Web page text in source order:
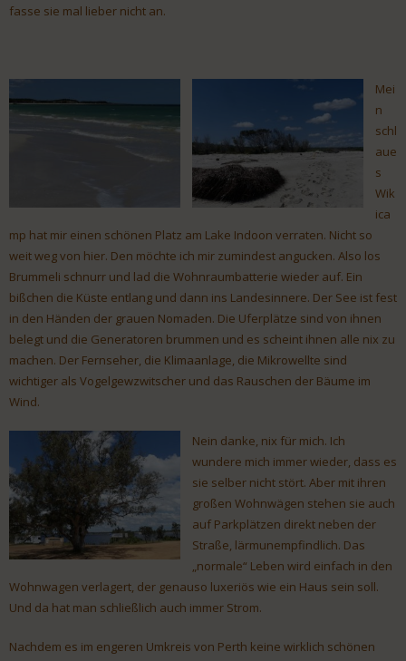
fasse sie mal lieber nicht an.
Mei
n
schl
aue
s
Wik
ica
mp hat mir einen schönen Platz am Lake Indoon verraten. Nicht so
weit weg von hier. Den möchte ich mir zumindest angucken. Also los
Brummeli schnurr und lad die Wohnraumbatterie wieder auf. Ein
bißchen die Küste entlang und dann ins Landesinnere. Der See ist fest
in den Händen der grauen Nomaden. Die Uferplätze sind von ihnen
belegt und die Generatoren brummen und es scheint ihnen alle nix zu
machen. Der Fernseher, die Klimaanlage, die Mikrowellte sind
wichtiger als Vogelgewzwitscher und das Rauschen der Bäume im
Wind.
Nein danke, nix für mich. Ich
wundere mich immer wieder, dass es
sie selber nicht stört. Aber mit ihren
großen Wohnwägen stehen sie auch
auf Parkplätzen direkt neben der
Straße, lärmunempfindlich. Das
„normale“ Leben wird einfach in den
Wohnwagen verlagert, der genauso luxeriös wie ein Haus sein soll.
Und da hat man schließlich auch immer Strom.
Nachdem es im engeren Umkreis von Perth keine wirklich schönen